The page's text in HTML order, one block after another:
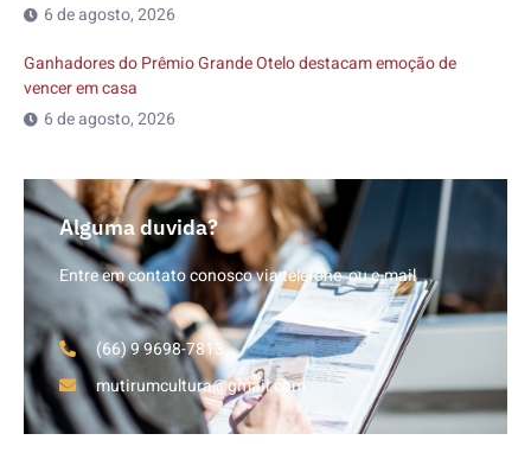
6 de agosto, 2026
Ganhadores do Prêmio Grande Otelo destacam emoção de
vencer em casa
6 de agosto, 2026
Alguma duvida?
Entre em contato conosco via telefone ou e-mail
(66) 9 9698-7813
mutirumcultura@gmail.com